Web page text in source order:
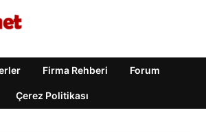
Firma Rehberi Forum
Çerez Politikası